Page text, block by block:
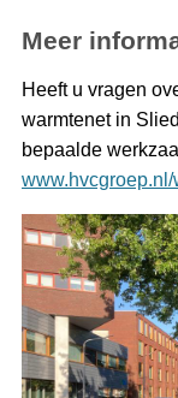
Meer
Heeft u vragen
warmtenet in
bepaalde